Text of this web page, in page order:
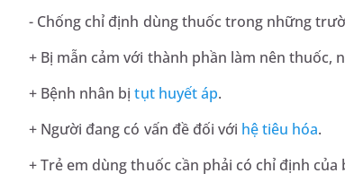
- Chống chỉ định dùng thuốc trong những
+ Bị mẫn cảm với thành phần làm nên thuốc,
+ Bệnh nhân bịtụt huyết áp.
+ Người đang có vấn đề đối với hệ tiêu hóa.
+ Trẻ em dùng thuốc cần phải có chỉ định của